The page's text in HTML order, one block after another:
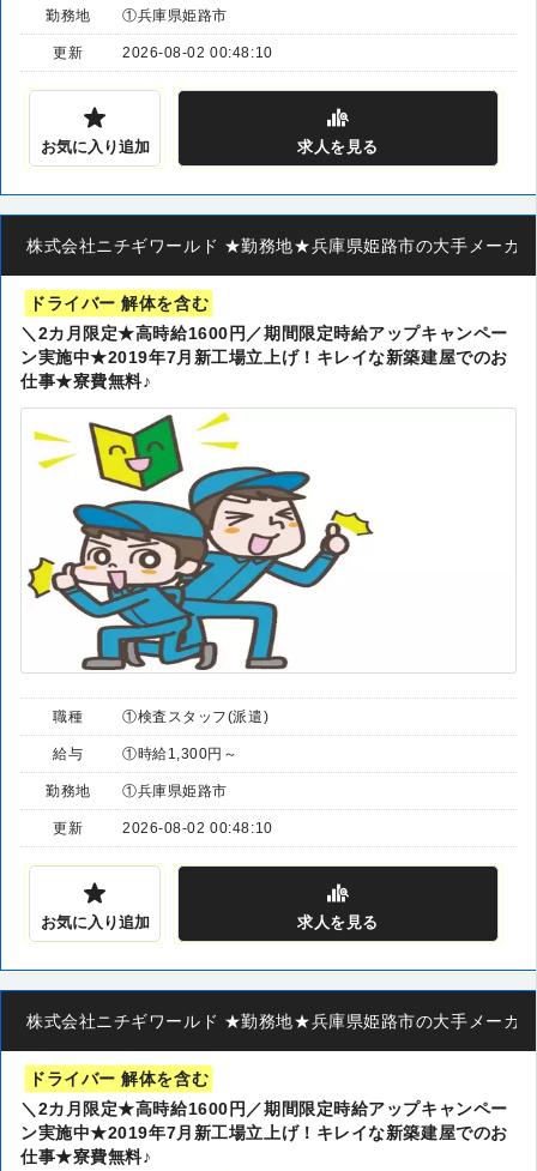
勤務地 ①兵庫県姫路市
更新 2026-08-02 00:48:10
お気に入り追加 求人 を見る
株式会社ニチギワールド ★勤務地★兵庫県姫路市の大手メー
ドライバー 解体を含む
＼2カ月限定★高時給1600円／期間限定時給アップキャンペー
ン実施中★2019年7月新工場立上げ！キレイな新築建屋でのお
仕事★寮費無料♪
職種 ①検査スタッフ(派遣)
給与 ①時給1,300円～
勤務地 ①兵庫県姫路市
更新 2026-08-02 00:48:10
お気に入り追加 求人 を見る
株式会社ニチギワールド ★勤務地★兵庫県姫路市の大手メー
ドライバー 解体を含む
＼2カ月限定★高時給1600円／期間限定時給アップキャンペー
ン実施中★2019年7月新工場立上げ！キレイな新築建屋でのお
仕事★寮費無料♪